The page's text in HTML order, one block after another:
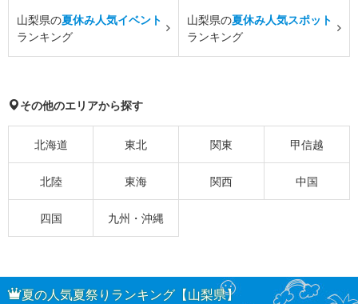
山梨県の夏休み人気イベント
ランキング
山梨県の夏休み人気スポット
ランキング
その他のエリアから探す
北海道 東北 関東 甲信越
北陸 東海 関西 中国
四国 九州・沖縄
夏の人気夏祭りランキング【山梨県】